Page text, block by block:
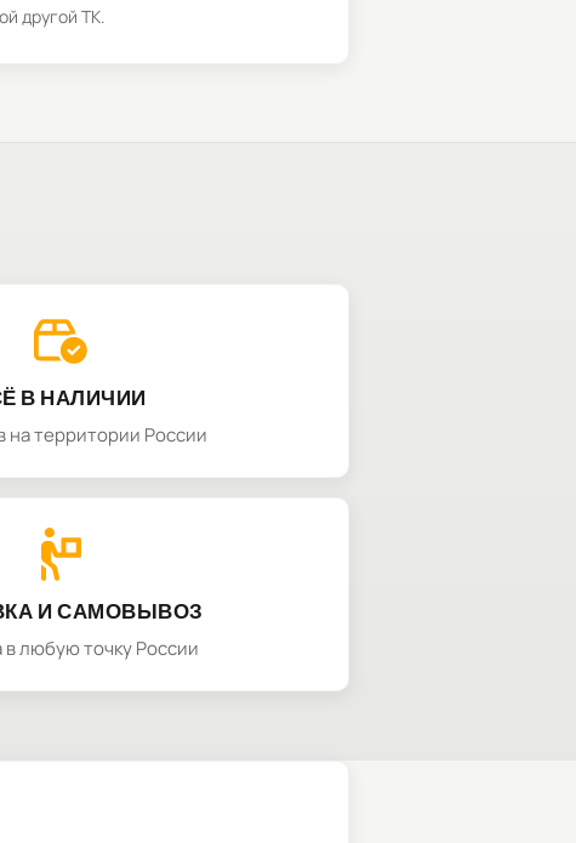
другой ТК.
В НАЛИЧИИ
на территории России
И САМОВЫВОЗ
в любую точку России